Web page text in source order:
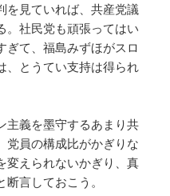
を見ていれば、共産党議
。社民党も頑張ってはい
ぎて、福島みずほがスロ
、とうてい支持は得られ
主義を墨守するあまり共
党員の構成比がかぎりな
変えられないかぎり、真
言しておこう。